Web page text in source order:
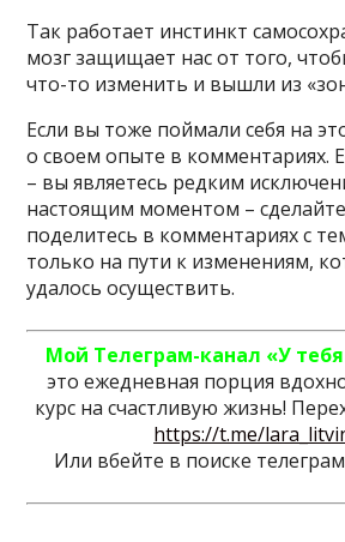
Так работает инстинкт
мозг защищает нас от того,
что-то изменить и вышли из
Если вы тоже поймали себя на
о своем опыте в комментариях.
– вы являетесь редким
настоящим моментом –
поделитесь в комментариях с
только на пути к изменениям,
удалось осуществить.
Мой Телеграм-канал «У
это ежедневная порция
курс на счастливую жизнь!
https://t.me/
Или вбейте в поиске